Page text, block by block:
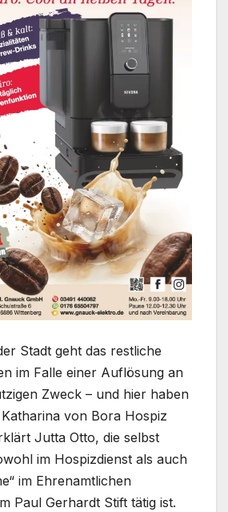
Stadt geht das restliche
im Falle einer Auflösung an
Zweck – und hier haben
von Bora Hospiz
Jutta Otto, die selbst
im Hospizdienst als auch
im Ehrenamtlichen
Paul Gerhardt Stift tätig ist.